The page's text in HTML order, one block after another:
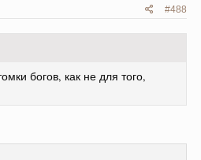
#488
богов, как не для того,